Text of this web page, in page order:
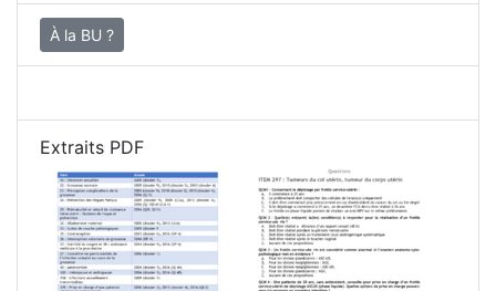
À la BU ?
Extraits PDF